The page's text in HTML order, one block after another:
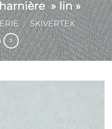
» lin »
/ SKIVERTEX